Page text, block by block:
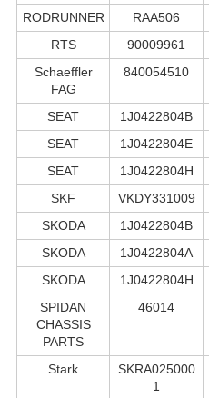
RODRUNNER RAA506
RTS
90009961
Schaeffler
FAG
840054510
SEAT 1J0422804B
SEAT
1J0422804E
SEAT
1J0422804H
SKF
VKDY331009
SKODA
1J0422804B
SKODA
1J0422804A
SKODA
1J0422804H
SPIDAN
CHASSIS
PARTS
46014
Stark
SKRA025000
1